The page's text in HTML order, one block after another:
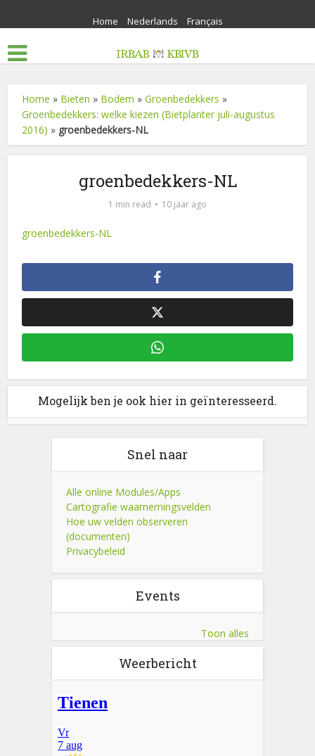
Home Nederlands Français
Home » Bieten » Bodem »Groenbedekkers »
Groenbedekkers: welke kiezen (Bietplanter juli-augustus
2016) » groenbedekkers-NL
groenbedekkers-NL
1 min read 10 jaar ago
groenbedekkers-NL
Mogelijk ben je ook hier in geïnteresseerd.
Snel naar
Alle online Modules/Apps
Cartografie waarnemingsvelden
Hoe uw velden observeren
(documenten)
Privacybeleid
Events
Toon alles
Weerbericht